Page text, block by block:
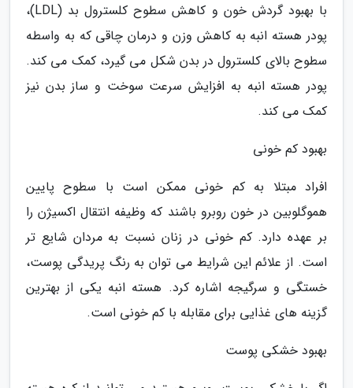
با بهبود گردش خون و کاهش سطوح کلسترول بد (LDL)،
پودر هسته انبه به کاهش وزن و درمان چاقی که به واسطه
سطوح بالای کلسترول در بدن شکل می گیرد، کمک می کند.
پودر هسته انبه به افزایش سرعت سوخت و ساز بدن نیز
کمک می کند.
بهبود کم خونی
افراد مبتلا به کم خونی ممکن است با سطوح پایین
هموگلوبین در خون روبرو باشند که وظیفه انتقال اکسیژن را
بر عهده دارد. کم خونی در زنان نسبت به مردان شایع تر
است. از علائم این شرایط می توان به رنگ پریدگی پوست،
خستگی و سرگیجه اشاره کرد. هسته انبه یکی از بهترین
گزینه های غذایی برای مقابله با کم خونی است.
بهبود خشکی پوست